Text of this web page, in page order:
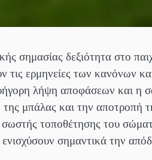
σημασίας δεξιότητα στο
τις ερμηνείες των κανόνων
λήψη αποφάσεων και η
της μπάλας και την
τοποθέτησης του
σημαντικά την